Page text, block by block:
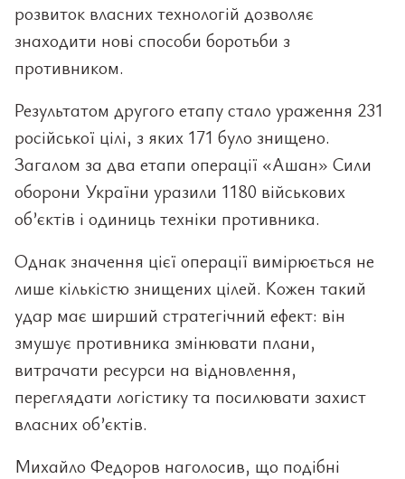
розвиток власних технологій дозволяє
знаходити нові способи боротьби з
противником.
Результатом другого етапу стало ураження 231
російської цілі, з яких 171 було знищено.
Загалом за два етапи операції «Ашан» Сили
оборони України уразили 1180 військових
об’єктів і одиниць техніки противника.
Однак значення цієї операції вимірюється не
лише кількістю знищених цілей. Кожен такий
удар має ширший стратегічний ефект: він
змушує противника змінювати плани,
витрачати ресурси на відновлення,
переглядати логістику та посилювати захист
власних об’єктів.
Михайло Федоров наголосив, що подібні